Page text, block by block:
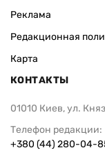
Реклама
Редакционная
Карта
КОНТАКТЫ
01010 Киев, ул.
Телефон редакции:
+380 (44) 280-04-